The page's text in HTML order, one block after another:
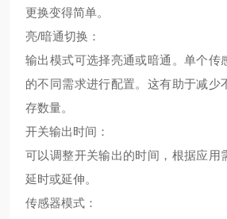
更换变得简单。
亮/暗通切换：
输出模式可选择亮通或暗通。单个传
的不同需求进行配置。这有助于减少
存数量。
开关输出时间：
可以调整开关输出的时间，根据应用
延时或延伸。
传感器模式：